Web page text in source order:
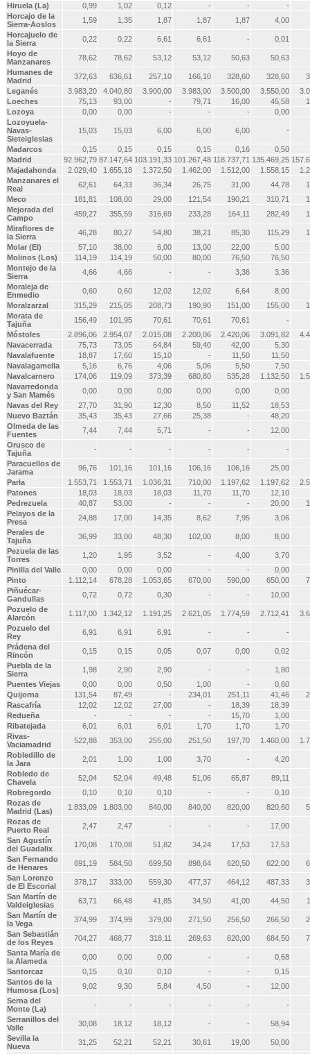
Hiruela (La)
0,99 1,02 0,12 - -
-
Horcajo de la
Sierra-Aoslos
1,59 1,35 1,87 1,87 1,87
4,00
Horcajuelo de
la Sierra
0,22 0,22 6,61 6,61 -
0,01
Hoyo de
Manzanares
78,62 78,62 53,12 53,12 50,63
50,63
Humanes de
Madrid
372,63 636,61 257,10 166,10 328,60 328,60
Leganés
3.983,20 4.040,80 3.900,00 3.983,00 3.500,00 3.550,00
Loeches
75,13 93,00 - 79,71 16,00 45,58
Lozoya
0,00 0,00 - - -
0,00
Lozoyuela-
Navas-
Sieteiglesias
15,03 15,03 6,00 6,00 6,00 -
Madarcos 0,15 0,15 0,15 0,15 0,16
0,50
Madrid
92.962,79 87.147,64 103.191,33 101.267,48 118.737,71 135.469,25
Majadahonda
2.029,40 1.655,18 1.372,50 1.462,00 1.512,00 1.558,15
Manzanares el
Real
62,61 64,33 36,34 26,75 31,00 44,78
Meco
181,81 108,00 29,00 121,54 190,21 310,71
Mejorada del
Campo
459,27 355,59 316,69 233,28 164,11 282,49
Miraflores de
la Sierra
46,28 80,27 54,80 38,21 85,30 115,29
Molar (El)
57,10 38,00 6,00 13,00 22,00
5,00
Molinos (Los)
114,19 114,19 50,00 80,00 76,50
76,50
Montejo de la
Sierra
4,66 4,66 - - 3,36
3,36
Moraleja de
Enmedio
0,60 0,60 12,02 12,02 6,64
8,00
Moralzarzal
315,29 215,05 208,73 190,90 151,00 155,00
Morata de
Tajuña
156,49 101,95 70,61 70,61 70,61
-
Móstoles
2.896,06 2.954,07 2.015,08 2.200,06 2.420,06 3.091,82
Navacerrada
75,73 73,05 64,84 59,40 42,00
5,30
Navalafuente
18,87 17,60 15,10 - 11,50
11,50
Navalagamella
5,16 6,76 4,06 5,06 5,50
7,50
Navalcarnero
174,06 119,09 373,39 680,80 535,28 1.132,50
Navarredonda
y San Mamés
0,00 0,00 0,00 0,00 0,00
0,00
Navas del Rey
27,70 31,90 12,30 8,50 11,52
18,53
Nuevo Baztán
35,43 35,43 27,66 25,38 -
48,20
Olmeda de las
Fuentes
7,44 7,44 5,71 - -
12,00
Orusco de
Tajuña
- - - - -
-
Paracuellos de
Jarama
96,76 101,16 101,16 106,16 106,16
25,00
Parla
1.553,71 1.553,71 1.036,31 710,00 1.197,62 1.197,62
Patones
18,03 18,03 18,03 11,70 11,70
12,10
Pedrezuela
40,87 53,00 - - - 20,00
Pelayos de la
Presa
24,88 17,00 14,35 8,62 7,95
3,06
Perales de
Tajuña
36,99 33,00 48,30 102,00 8,00
8,00
Pezuela de las
Torres
1,20 1,95 3,52 - 4,00
3,70
Pinilla del Valle
0,00 0,00 0,00 - -
0,00
Pinto
1.112,14 678,28 1.053,65 670,00 590,00 650,00
Piñuécar-
Gandullas
0,72 0,72 0,30 - -
10,00
Pozuelo de
Alarcón
1.117,00 1.342,12 1.191,25 2.621,05 1.774,59 2.712,41
Pozuelo del
Rey
6,91 6,91 6,91 - -
-
Prádena del
Rincón
0,15 0,15 0,05 0,07 0,00
0,02
Puebla de la
Sierra
1,98 2,90 2,90 - -
1,80
Puentes Viejas
0,00 0,00 0,50 1,00 -
0,60
Quijorna
131,54 87,49 - 234,01 251,11 41,46
Rascafría
12,02 12,02 27,00 - 18,39
18,39
Redueña
- - - - 15,70
1,00
Ribatejada
6,01 6,01 6,01 1,70 1,70
1,70
Rivas-
Vaciamadrid
522,88 353,00 255,00 251,50 197,70 1.460,00
Robledillo de
la Jara
2,01 1,00 1,00 3,70 -
4,20
Robledo de
Chavela
52,04 52,04 49,48 51,06 65,87
89,11
Robregordo
0,10 0,10 0,10 - -
0,10
Rozas de
Madrid (Las)
1.833,09 1.803,00 840,00 840,00 820,00 820,60
Rozas de
Puerto Real
2,47 2,47 - - -
17,00
San Agustín
del Guadalix
170,08 170,08 51,82 34,24 17,53
17,53
San Fernando
de Henares
691,19 584,50 699,50 898,64 620,50 622,00
San Lorenzo
de El Escorial
378,17 333,00 559,30 477,37 464,12 487,33
San Martín de
Valdeiglesias
63,71 66,48 41,85 34,50 41,00 44,50
San Martín de
la Vega
374,99 374,99 379,00 271,50 256,50 266,50
San Sebastián
de los Reyes
704,27 468,77 318,11 269,63 620,00 684,50
Santa María de
la Alameda
0,00 0,00 0,00 - -
0,68
Santorcaz
0,15 0,10 0,10 - -
0,15
Santos de la
Humosa (Los)
9,02 9,30 5,84 4,50 -
12,00
Serna del
Monte (La)
- - - - -
-
Serranillos del
Valle
30,08 18,12 18,12 - -
58,94
Sevilla la
Nueva
31,25 52,21 52,21 30,61 19,00
50,00